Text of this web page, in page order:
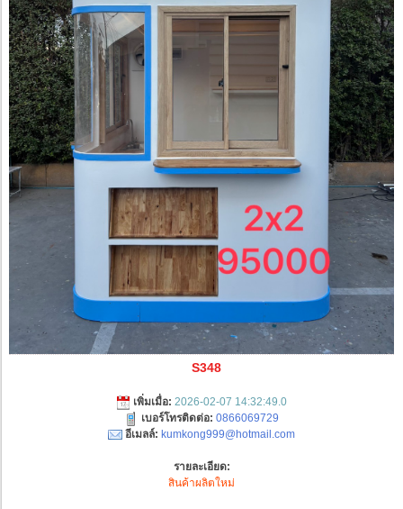
S348
เพิ่มเมื่อ: 2026-02-07 14:32:49.0
เบอร์โทรติดต่อ: 0866069729
อีเมลล์: kumkong999@hotmail.com
รายละเอียด:
สินค้าผลิตใหม่